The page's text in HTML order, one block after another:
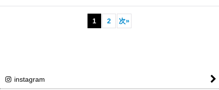
1 2 次»
instagram